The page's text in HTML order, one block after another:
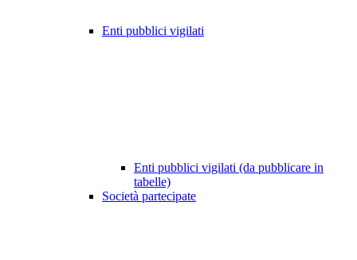
Enti pubblici vigilati
Enti pubblici vigilati (da pubblicare in
tabelle)
Società partecipate